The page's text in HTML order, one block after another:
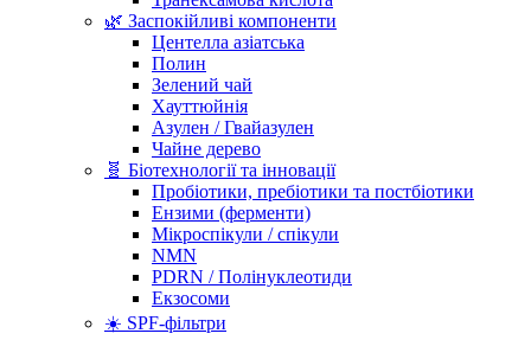
🌿 Заспокійливі компоненти
Центелла азіатська
Полин
Зелений чай
Хауттюйнія
Азулен / Гвайазулен
Чайне дерево
🧬 Біотехнології та інновації
Пробіотики, пребіотики та постбіотики
Ензими (ферменти)
Мікроспікули / спікули
NMN
PDRN / Полінуклеотиди
Екзосоми
☀️ SPF-фільтри